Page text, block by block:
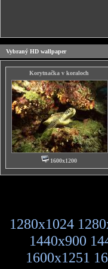
Vybraný HD wallpaper
Korytnačka v koraloch
1600x1200
1280x1024
1440x900
1600x1251